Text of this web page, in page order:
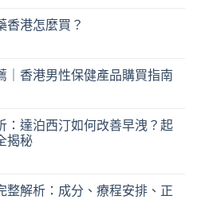
香港怎麼買？
｜香港男性保健產品購買指南
：達泊西汀如何改善早洩？起
揭秘
整解析：成分、療程安排、正